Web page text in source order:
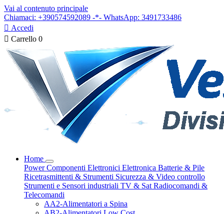
Vai al contenuto principale
Chiamaci: +390574592089 -*- WhatsApp: 3491733486
 Accedi
 Carrello 0
Home
PowerComponenti Elettronici Elettronica Batterie & Pile
Ricetrasmittenti & Strumenti Sicurezza & Video controllo
Strumenti e Sensori industriali TV & Sat Radiocomandi &
Telecomandi
AA2-Alimentatori a Spina